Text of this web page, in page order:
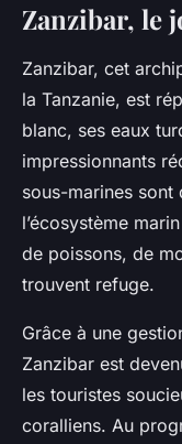
Zanzibar, le
Zanzibar, cet
la Tanzanie, est
blanc, ses eaux
impressionnants
sous-marines sont
l’écosystème
de poissons, de
trouvent refuge.
Grâce à une
Zanzibar est
les touristes
coralliens. Au